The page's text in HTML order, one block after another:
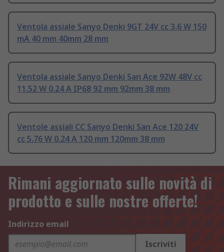
Ventola assiale Sanyo Denki 9GT 24V cc 3.6 W 150
mA 40 mm 40mm 28 mm
Ventola assiale Sanyo Denki San Ace 92W 48V cc
11.52 W 0.24 A IP68 92 mm 92mm 38 mm
Ventole assiali CC Sanyo Denki San Ace 120 24V
cc 5.76 W 0.24 A 120 mm 120mm 38 mm
Rimani aggiornato sulle novità di
prodotto e sulle nostre offerte!
Indirizzo email
Iscriviti